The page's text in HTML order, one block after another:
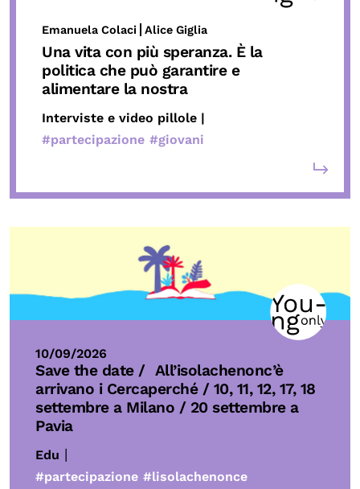
Emanuela Colaci Alice Giglia
Una vita con più speranza. È la
politica che può garantire e
alimentare la nostra
Interviste e video pillole |
#partecipazione #giovani
10/09/2026
Save the date / All’isolachenonc’è
arrivano i Cercaperché / 10, 11, 12, 17, 18
settembre a Milano / 20 settembre a
Pavia
Edu |
#partecipazione #lisolachenonce